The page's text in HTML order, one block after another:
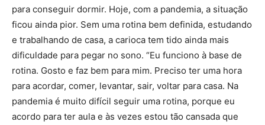
para conseguir dormir. Hoje, com a pandemia, a situação
ficou ainda pior. Sem uma rotina bem definida, estudando
e trabalhando de casa, a carioca tem tido ainda mais
dificuldade para pegar no sono. “Eu funciono à base de
rotina. Gosto e faz bem para mim. Preciso ter uma hora
para acordar, comer, levantar, sair, voltar para casa. Na
pandemia é muito difícil seguir uma rotina, porque eu
acordo para ter aula e às vezes estou tão cansada que